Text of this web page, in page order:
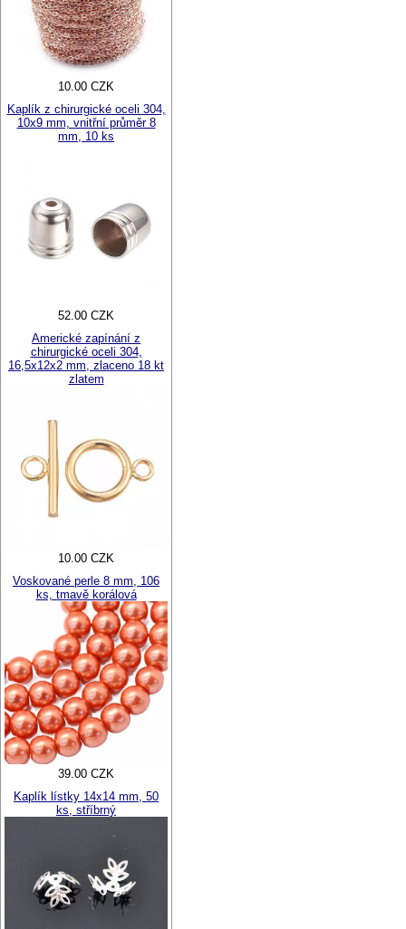
10.00 CZK
Kaplík z chirurgické oceli 304,
10x9 mm, vnitřní průměr 8
mm, 10 ks
52.00 CZK
Americké zapínání z
chirurgické oceli 304,
16,5x12x2 mm, zlaceno 18 kt
zlatem
10.00 CZK
Voskované perle 8 mm, 106
ks, tmavě korálová
39.00 CZK
Kaplík lístky 14x14 mm, 50
ks, stříbrný